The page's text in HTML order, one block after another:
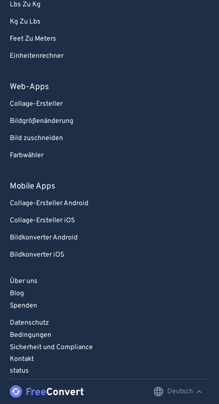
Lbs Zu Kg
Kg Zu Lbs
Feet Zu Meters
Einheitenrechner
Web-Apps
Collage-Ersteller
Bildgrößenänderung
Bild zuschneiden
Farbwähler
Mobile Apps
Collage-Ersteller Android
Collage-Ersteller iOS
Bildkonverter Android
Bildkonverter iOS
Über uns
Blog
Spenden
Datenschutz
Bedingungen
Sicherheit und Compliance
Kontakt
status
Deutsch